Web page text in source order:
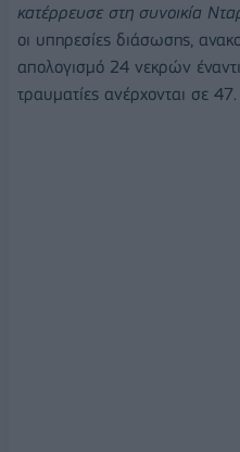
κατέρρευσε στη συνοικία
οι υπηρεσίες διάσωσης,
απολογισμό 24 νεκρών
τραυματίες ανέρχονται σε 47.